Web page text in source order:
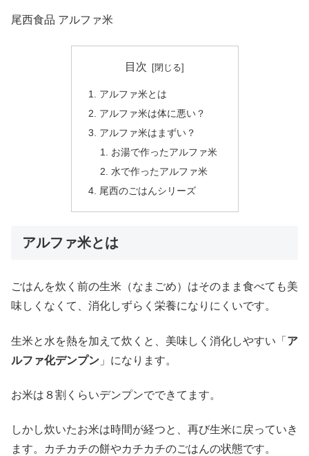
尾西食品 アルファ米
目次
アルファ米とは
アルファ米は体に悪い？
アルファ米はまずい？
お湯で作ったアルファ米
水で作ったアルファ米
尾西のごはんシリーズ
アルファ米とは
ごはんを炊く前の生米（なまごめ）はそのまま食べても美
味しくなくて、消化しずらく栄養になりにくいです。
生米と水を熱を加えて炊くと、美味しく消化しやすい「 ア
ルファ化デンプン 」になります。
お米は８割くらいデンプンでできてます。
しかし炊いたお米は時間が経つと、再び生米に戻っていき
ます。カチカチの餅やカチカチのごはんの状態です。